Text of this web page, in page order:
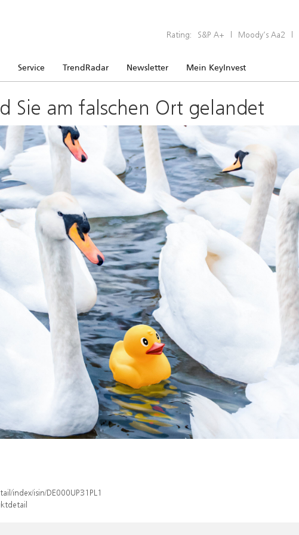
Rating: S&P A+ | Moody’s Aa2 |
Service TrendRadar Newsletter Mein KeyInvest
Sie am falschen Ort gelandet
index/isin/DE000UP31PL1